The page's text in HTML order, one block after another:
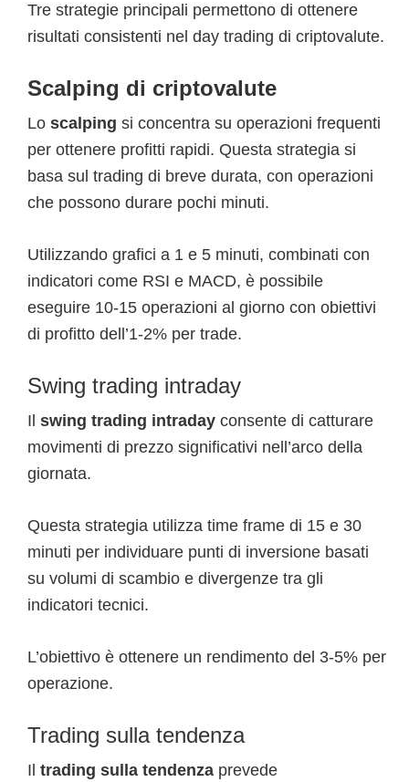
Tre strategie principali permettono di ottenere
risultati consistenti nel day trading di criptovalute.
Scalping di criptovalute
Lo scalping si concentra su operazioni frequenti
per ottenere profitti rapidi. Questa strategia si
basa sul trading di breve durata, con operazioni
che possono durare pochi minuti.
Utilizzando grafici a 1 e 5 minuti, combinati con
indicatori come RSI e MACD, è possibile
eseguire 10-15 operazioni al giorno con obiettivi
di profitto dell’1-2% per trade.
Swing trading intraday
Il swing trading intraday consente di catturare
movimenti di prezzo significativi nell’arco della
giornata.
Questa strategia utilizza time frame di 15 e 30
minuti per individuare punti di inversione basati
su volumi di scambio e divergenze tra gli
indicatori tecnici.
L’obiettivo è ottenere un rendimento del 3-5% per
operazione.
Trading sulla tendenza
Il trading sulla tendenza prevede